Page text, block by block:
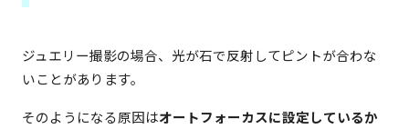
ジュエリー撮影の場合、光が石で反射してピントが合わな
いことがあります。
そのようになる原因はオートフォーカスに設定しているか